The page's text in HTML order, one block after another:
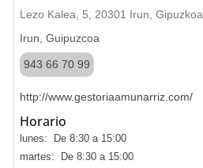
Lezo Kalea, 5, 20301 Irun, Gipuzkoa
Irun, Guipuzcoa
943 66 70 99
http://www.gestoriaamunarriz.com/
Horario
lunes: De 8:30 a 15:00
martes: De 8:30 a 15:00